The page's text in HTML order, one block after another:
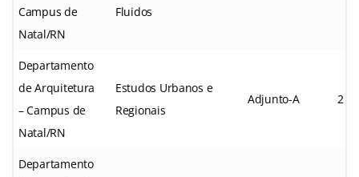
Campus de
Natal/RN
Fluidos
Departamento
de Arquitetura
– Campus de
Natal/RN
Estudos Urbanos e
Regionais
Adjunto-A 2
Departamento